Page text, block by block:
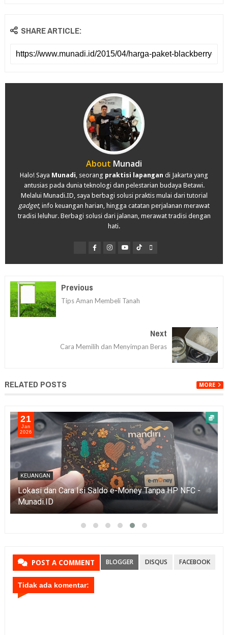
SHARE ARTICLE:
About Munadi
Halo! Saya Munadi , seorang praktisi lapangan di Jakarta yang
antusias pada dunia teknologi dan pelestarian budaya Betawi.
Melalui Munadi.ID, saya berbagi solusi praktis mulai dari tutorial
gadget, info keuangan harian, hingga catatan perjalanan merawat
tradisi leluhur. Berbagi solusi dari jalanan, merawat tradisi dengan
hati.
Previous
Tips Aman Membeli Tanah
Next
Cara Memilih dan Menyimpan Beras
RELATED POSTS MORE
21
Jan
2026
KEUANGAN
Lokasi dan Cara Isi Saldo e-Money Tanpa HP NFC -
Munadi.ID
POST A COMMENT BLOGGER DISQUS FACEBOOK
Tidak ada komentar: